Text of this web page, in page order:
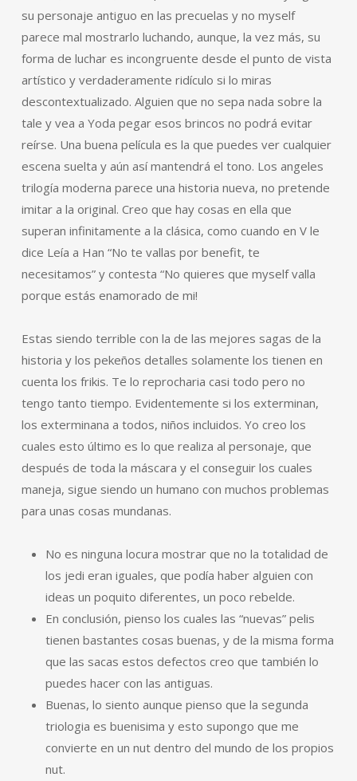
su personaje antiguo en las precuelas y no myself
parece mal mostrarlo luchando, aunque, la vez más, su
forma de luchar es incongruente desde el punto de vista
artístico y verdaderamente ridículo si lo miras
descontextualizado. Alguien que no sepa nada sobre la
tale y vea a Yoda pegar esos brincos no podrá evitar
reírse. Una buena película es la que puedes ver cualquier
escena suelta y aún así mantendrá el tono. Los angeles
trilogía moderna parece una historia nueva, no pretende
imitar a la original. Creo que hay cosas en ella que
superan infinitamente a la clásica, como cuando en V le
dice Leía a Han “No te vallas por benefit, te
necesitamos” y contesta “No quieres que myself valla
porque estás enamorado de mi!
Estas siendo terrible con la de las mejores sagas de la
historia y los pekeños detalles solamente los tienen en
cuenta los frikis. Te lo reprocharia casi todo pero no
tengo tanto tiempo. Evidentemente si los exterminan,
los exterminana a todos, niños incluidos. Yo creo los
cuales esto último es lo que realiza al personaje, que
después de toda la máscara y el conseguir los cuales
maneja, sigue siendo un humano con muchos problemas
para unas cosas mundanas.
No es ninguna locura mostrar que no la totalidad de
los jedi eran iguales, que podía haber alguien con
ideas un poquito diferentes, un poco rebelde.
En conclusión, pienso los cuales las “nuevas” pelis
tienen bastantes cosas buenas, y de la misma forma
que las sacas estos defectos creo que también lo
puedes hacer con las antiguas.
Buenas, lo siento aunque pienso que la segunda
triologia es buenisima y esto supongo que me
convierte en un nut dentro del mundo de los propios
nut.